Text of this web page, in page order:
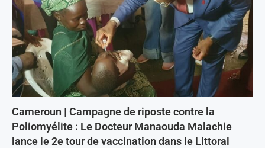
Cameroun | Campagne de riposte contre la
Poliomyélite : Le Docteur Manaouda Malachie
lance le 2e tour de vaccination dans le Littoral